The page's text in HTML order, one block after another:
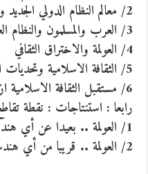
2/ معالم النظام الدولي الجديد والاخفاقات
3/ العرب والمسلمون والنظام العولمي الجديد
4/ العولمة والاختراق الثقافي
5/ الثقافة الاسلامية وتحديات العولمة
6/ مستقبل الثقافة الاسلامية ازاء العولمة
رابعا : استنتاجات : نقطة
1/ العولمة .. بعيدا عن أي هندسة تاريخية !
2/ العولمة .. قريبا من أي هندسة للمفاهيم !